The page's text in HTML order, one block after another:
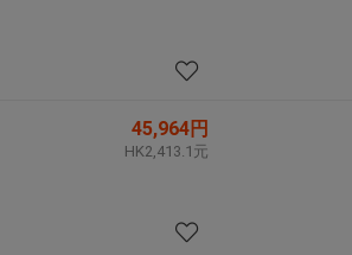
45,964円
HK2,413.1元